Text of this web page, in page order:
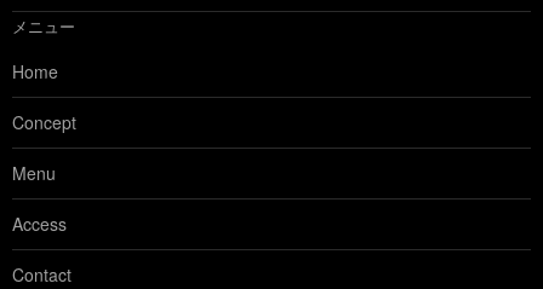
メニュー
Home
Concept
Menu
Access
Contact